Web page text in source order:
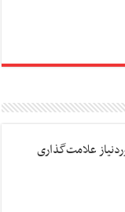
علامت‌گذاری